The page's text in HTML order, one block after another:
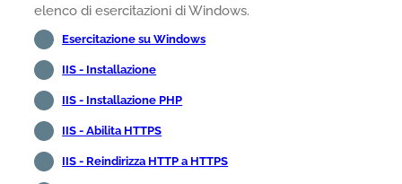
elenco di esercitazioni di Windows.
Esercitazione su Windows
IIS - Installazione
IIS - Installazione PHP
IIS - Abilita HTTPS
IIS - Reindirizza HTTP a HTTPS